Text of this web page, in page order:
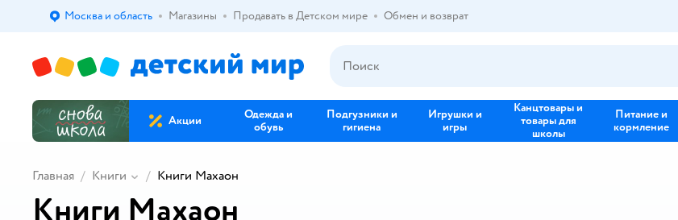
Выбор адреса доставки.
Москва и область Магазины Продавать в Детском мире Обмен и возврат
Акции
Одежда и
обувь
Подгузники и
гигиена
Игрушки и
игры
Канцтовары и
товары для
школы
Питание и
кормление
Главная Книги Книги Махаон
Книги Махаон